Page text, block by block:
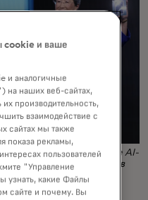
демонстрирует новейшие AI-
на CES 2026 в
технологий
cookie и ваше
и аналогичные
наших веб-сайтах,
производительность,
взаимодействие с
сайтах мы также
показа рекламы,
пользователей
"Управление
узнать, какие Файлы
сайте и почему. Вы